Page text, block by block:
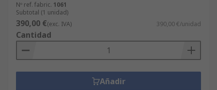
Nº ref. fabric. 1061
Subtotal (1 unidad)
390,00 €(exc. IVA) 390,00 €/unidad
Cantidad
Añadir